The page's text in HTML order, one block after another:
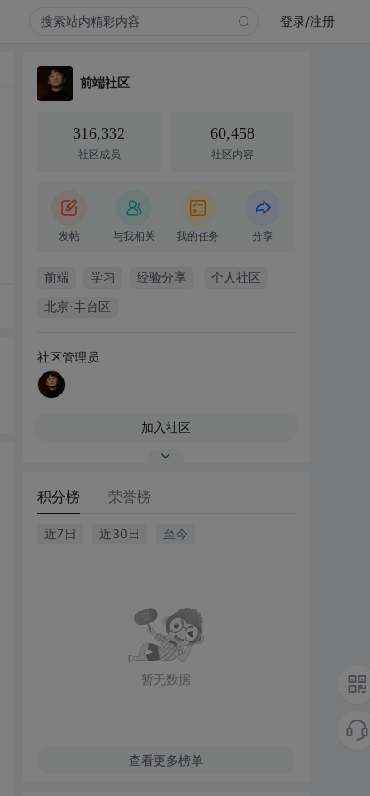
登录/注册
前端社区
316,332
社区成员
60,458
社区内容
发帖 与我相关 我的任务 分享
前端 学习 经验分享 个人社区
北京·丰台区
社区管理员
加入社区
积分榜 荣誉榜
近7日 近30日 至今
暂无数据
查看更多榜单